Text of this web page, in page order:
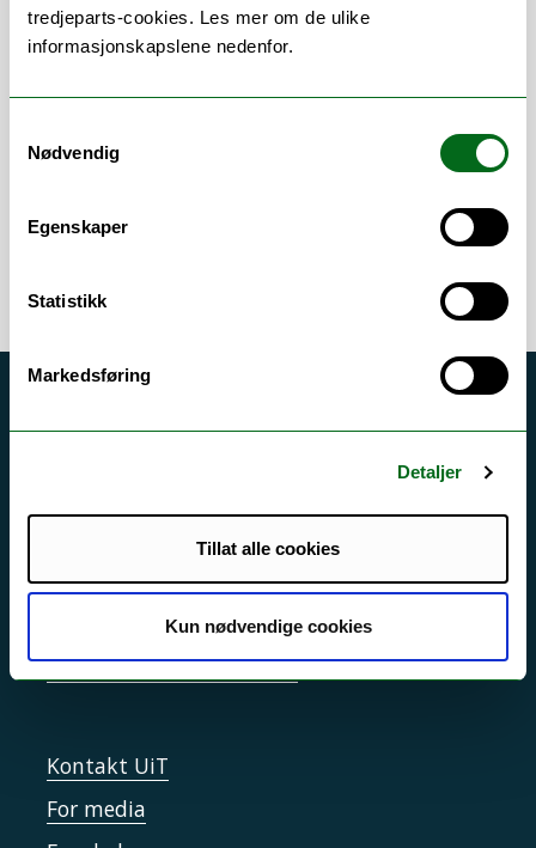
tredjeparts-cookies. Les mer om de ulike
informasjonskapslene nedenfor.
Nødvendig
Egenskaper
Statistikk
Markedsføring
Detaljer
Tillat alle cookies
Kun nødvendige cookies
Stillingsbeskrivelse
Førsteamanuensis, simulering og spill i
Personvern ved UiT
Sikkerhet, beredskap og personvern
Informasjonskapsler
Tilgjengelighetserklæring
Kontakt UiT
For media